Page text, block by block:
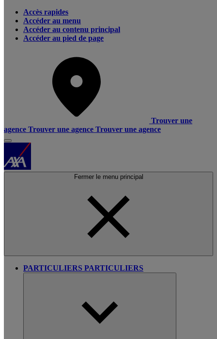
Accès rapides
Accéder au menu
Accéder au contenu principal
Accéder au pied de page
Trouver une
agence Trouver une agence Trouver une agence
Fermer le menu principal
PARTICULIERS PARTICULIERS